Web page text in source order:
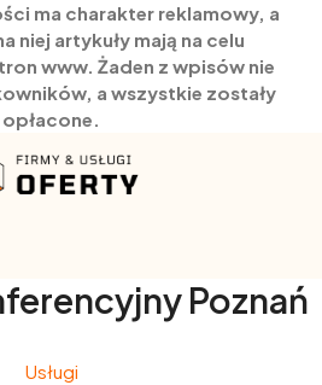
ma charakter reklamowy, a
niej artykuły mają na celu
www. Żaden z wpisów nie
a wszystkie zostały
opłacone.
Poznań
Usługi